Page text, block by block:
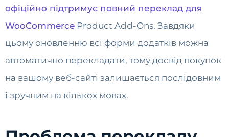
офіційно підтримує повний переклад для
WooCommerce Product Add-Ons. Завдяки
цьому оновленню всі форми додатків можна
автоматично перекладати, тому досвід покупок
на вашому веб-сайті залишається послідовним
і зручним на кількох мовах.